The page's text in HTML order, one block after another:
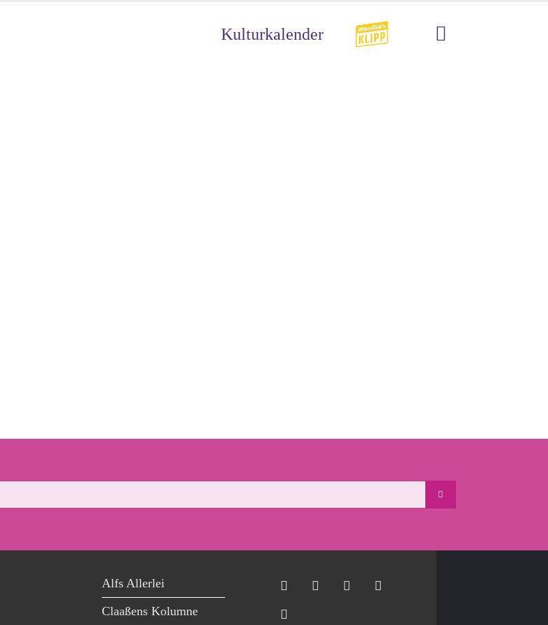
Kulturkalender
Alfs Allerlei
Claaßens Kolumne